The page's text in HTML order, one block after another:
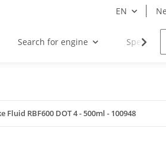
EN
Search for engine Special
RBF600 DOT 4 - 500ml - 100948